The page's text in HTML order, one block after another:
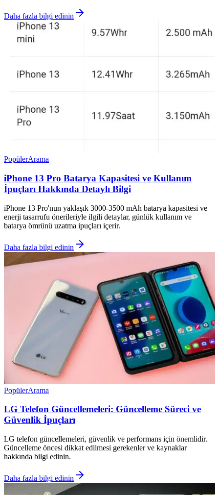
Daha fazla bilgi edinin
PopülerArama
iPhone 13 Pro Batarya Kapasitesi ve Kullanım
İpuçları Hakkında Detaylı Bilgi
iPhone 13 Pro'nun yaklaşık 3000-3500 mAh batarya kapasitesi ve
enerji tasarrufu önerileriyle ilgili detaylar, günlük kullanım ve
batarya ömrünü uzatma ipuçları içerir.
Daha fazla bilgi edinin
PopülerArama
LG Telefon Güncellemeleri: Güncelleme Süreci ve
Güvenlik İpuçları
LG telefon güncellemeleri, güvenlik ve performans için önemlidir.
Güncelleme öncesi dikkat edilmesi gerekenler ve kaynaklar
hakkında bilgi edinin.
Daha fazla bilgi edinin